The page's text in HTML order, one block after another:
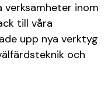
inom
till våra
upp nya verktyg
och